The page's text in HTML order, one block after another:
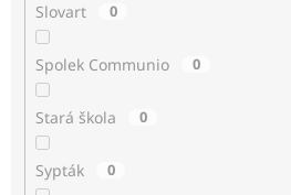
Slovart 0
Spolek Communio 0
Stará škola 0
Sypták 0